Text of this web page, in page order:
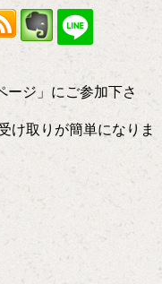
ージ」にご参加下さ
け取りが簡単になりま